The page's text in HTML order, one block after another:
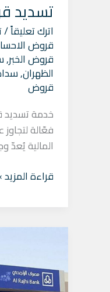
تسديد
اترك تعليقاً/
قروض
قروض الخبر,
الظهران,
قروض
خدمة
فعّالة
المالية
قراءة المزيد
قروض
شخصية